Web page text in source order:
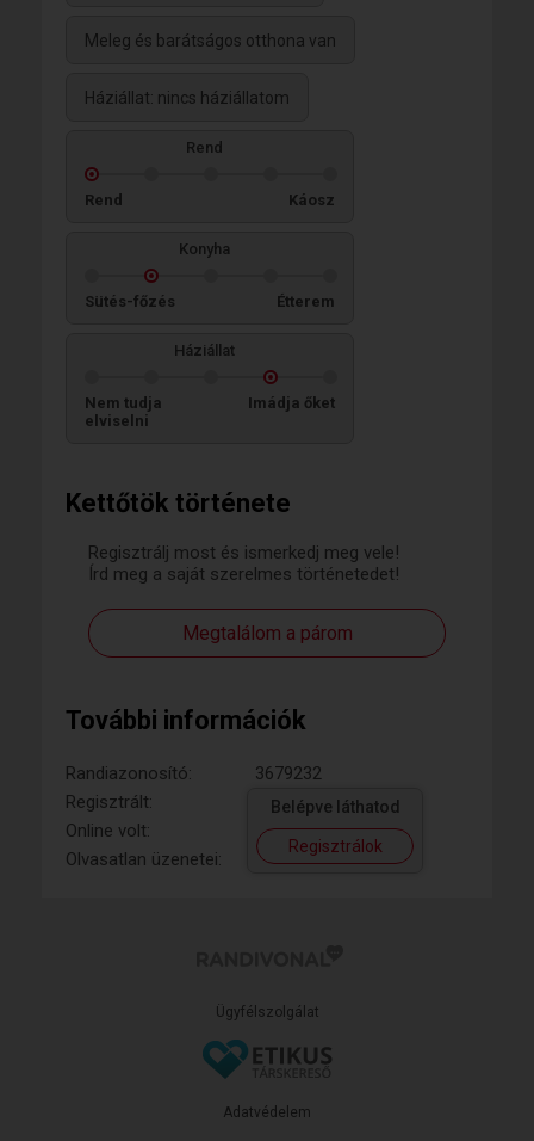
Kettőtök története
Regisztrálj most és ismerkedj meg vele!
Írd meg a saját szerelmes történetedet!
Megtalálom a párom
További információk
Randiazonosító:
3679232
Regisztrált:
Online volt:
Olvasatlan üzenetei:
Belépve láthatod
Regisztrálok
Meleg és barátságos otthona van
Háziállat: nincs háziállatom
Rend
Rend Káosz
Konyha
Sütés-főzés Étterem
Háziállat
Nem tudja
elviselni
Imádja őket
Ügyfélszolgálat
Adatvédelem